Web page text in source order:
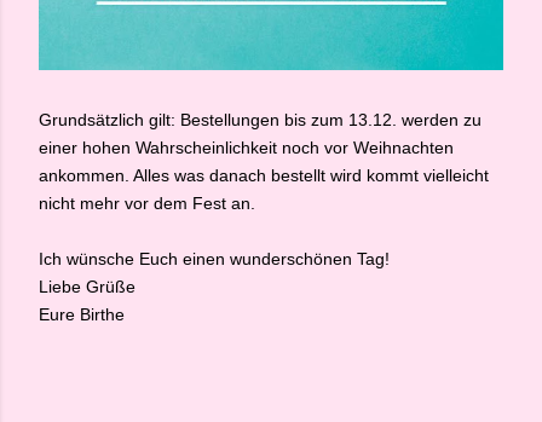
Grundsätzlich gilt: Bestellungen bis zum 13.12. werden zu
einer hohen Wahrscheinlichkeit noch vor Weihnachten
ankommen. Alles was danach bestellt wird kommt vielleicht
nicht mehr vor dem Fest an.
Ich wünsche Euch einen wunderschönen Tag!
Liebe Grüße
Eure Birthe